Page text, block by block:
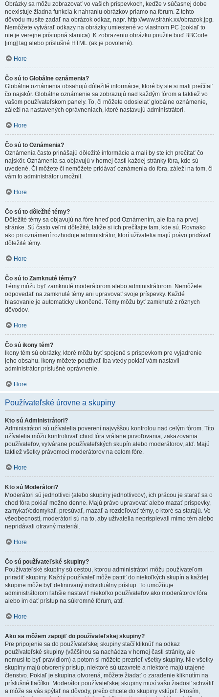
Obrázky sa môžu zobrazovať vo vašich príspevkoch, keďže v súčasnej dobe
neexistuje žiadna funkcia k nahraniu obrázkov priamo na fórum. Z tohto
dôvodu musíte zadať na obrázok odkaz, napr. http://www.stránk.xx/obrazok.jpg.
Nemôžete vytvárať odkazy na obrázky umiestené vo vlastnom PC (pokiaľ to
nie je verejne prístupná stanica). K zobrazeniu obrázku použite buď BBCode
[img] tag alebo príslušné HTML (ak je povolené).
Hore
Čo sú to Globálne oznámenia?
Globálne oznámenia obsahujú dôležité informácie, ktoré by ste si mali prečítať
čo najskôr. Globálne oznámenie sa zobrazujú nad každým fórom a taktiež vo
vašom používateľskom panely. To, či môžete odosielať globálne oznámenie,
záleží na nastavených oprávneniach, ktoré nastavujú administrátori.
Hore
Čo sú to Oznámenia?
Oznámenia často prinášajú dôležité informácie a mali by ste ich prečítať čo
najskôr. Oznámenia sa objavujú v hornej časti každej stránky fóra, kde sú
uvedené. Či môžete či nemôžete pridávať oznámenia do fóra, záleží na tom, či
vám to administrátor umožnil.
Hore
Čo sú to dôležité témy?
Dôležité témy sa objavujú na fóre hneď pod Oznámením, ale iba na prvej
stránke. Sú často veľmi dôležité, takže si ich prečítajte tam, kde sú. Rovnako
ako pri oznámení rozhoduje administrátor, ktorí užívatelia majú právo pridávať
dôležité témy.
Hore
Čo sú to Zamknuté témy?
Témy môžu byť zamknuté moderátorom alebo administrátorom. Nemôžete
odpovedať na zamknuté témy ani upravovať svoje príspevky. Každé
hlasovanie je automaticky ukončené. Témy môžu byť zamknuté z rôznych
dôvodov.
Hore
Čo sú ikony tém?
Ikony tém sú obrázky, ktoré môžu byť spojené s príspevkom pre vyjadrenie
jeho obsahu. Ikony môžete používať iba vtedy pokiaľ vám nastavil
administrátor príslušné oprávnenie.
Hore
Používateľské úrovne a skupiny
Kto sú Administrátori?
Administrátori sú užívatelia poverení najvyššou kontrolou nad celým fórom. Títo
užívatelia môžu kontrolovať chod fóra vrátane povoľovania, zakazovania
používateľov, vytvárane používateľských skupín alebo moderátorov, atď. Majú
taktiež všetky právomoci moderátorov na celom fóre.
Hore
Kto sú Moderátori?
Moderátori sú jednotlivci (alebo skupiny jednotlivcov), ich prácou je starať sa o
chod fóra pokiaľ možno denne. Majú právo upravovať alebo mazať príspevky,
zamykať/odomykať, presúvať, mazať a rozdeľovať témy, o ktoré sa starajú. Vo
všeobecnosti, moderátori sú na to, aby užívatelia neprispievali mimo tém alebo
nepridávali otravný materiál.
Hore
Čo sú používateľské skupiny?
Používateľské skupiny sú cestou, ktorou administrátori môžu používateľom
priradiť skupiny. Každý používateľ môže patriť do niekoľkých skupín a každej
skupine môže byť definovaný individuálny prístup. To umožňuje
administrátorom ľahšie nastaviť niekoľko používateľov ako moderátorov fóra
alebo im dať prístup na súkromné fórum, atď.
Hore
Ako sa môžem zapojiť do používateľskej skupiny?
Pre pripojenie sa do používateľskej skupiny stačí kliknúť na odkaz
používateľské skupiny (väčšinou sa nachádza v hornej časti stránky, ale
nemusí to byť pravidlom) a potom si môžete prezrieť všetky skupiny. Nie všetky
skupiny majú otvorený prístup, niektoré sú uzavreté a niektoré majú utajené
členstvo. Pokiaľ je skupina otvorená, môžete žiadať o zaradenie kliknutím na
príslušné tlačítko. Moderátor používateľskej skupiny musí vašu žiadosť schváliť
a môže sa vás spýtať na dôvody, prečo chcete do skupiny vstúpiť. Prosím,